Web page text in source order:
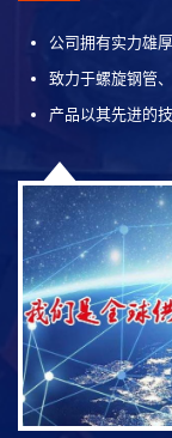
公司拥有实力雄
致力于螺旋钢管
产品以其先进的